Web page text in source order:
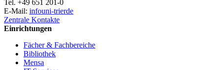
Tel. +49 651 201-0
E-Mail: infouni-trierde
Zentrale Kontakte
Einrichtungen
Fächer & Fachbereiche
Bibliothek
Mensa